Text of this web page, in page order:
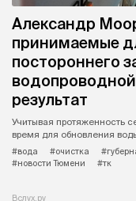
Александр
принимаемые
постороннего
результат
Учитывая протяженность
время для обновления
#вода
#очистка
#новости Тюмени
#тк
Вслух.ру